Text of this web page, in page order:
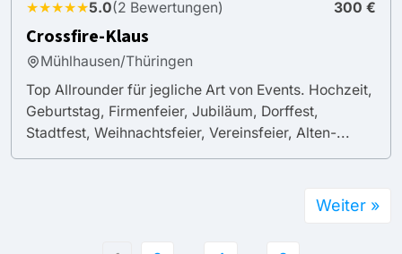
★★★★★5.0(2 Bewertungen) 300 €
Crossfire-Klaus
Mühlhausen/Thüringen
Top Allrounder für jegliche Art von Events. Hochzeit,
Geburtstag, Firmenfeier, Jubiläum, Dorffest,
Stadtfest, Weihnachtsfeier, Vereinsfeier, Alten-...
Weiter »